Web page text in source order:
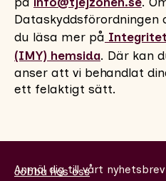
du läsa mer på
(IMY) hemsida. Där kan
anser att vi behandlat
ett felaktigt sätt.
Anmäl dig till vårt nyhetsbrev
Jobba hos oss